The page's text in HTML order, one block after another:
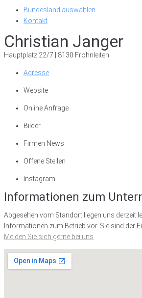
Bundesland auswählen
Kontakt
Christian Janger
Hauptplatz 22/7 | 8130 Frohnleiten
Adresse
Website
Online Anfrage
Bilder
Firmen News
Offene Stellen
Instagram
Informationen zum
Abgesehen vom Standort liegen uns derzeit
Informationen zum Betrieb vor. Sie sind der
Melden Sie sich gerne bei uns